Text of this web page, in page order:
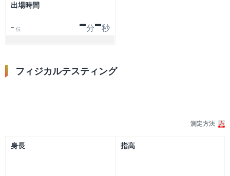
出場時間
- 位 -分-秒
フィジカルテスティング
測定方法
身長 指高